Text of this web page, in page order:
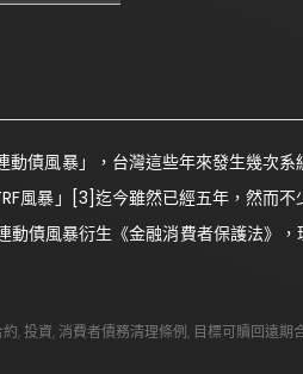
債風暴」，台灣這些年來發生幾次
風暴」[3]迄今雖然已經五年，然而
債風暴衍生《金融消費者保護法》
約,投資,消費者債務清理條例, 目標可贖回遠期